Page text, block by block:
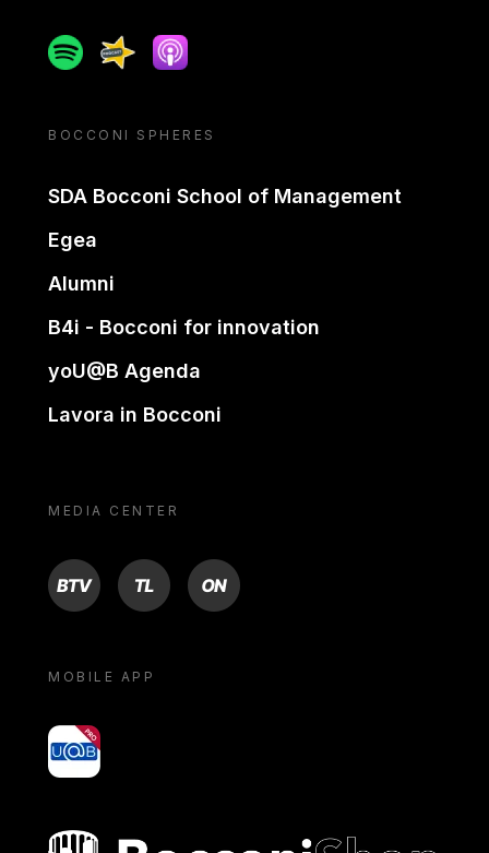
SpotifySpreakerApple podcast
BOCCONI SPHERES
SDA Bocconi School of Management
Egea
Alumni
B4i - Bocconi for innovation
yoU@B Agenda
Lavora in Bocconi
MEDIA CENTER
BTV TL ON
MOBILE APP
yoU@B
Bocconi shop